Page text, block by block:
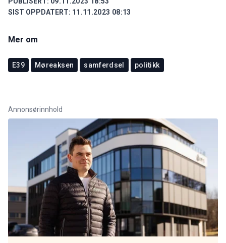
SIST OPPDATERT: 11.11.2023 08:13
Mer om
E39 Møreaksen samferdsel politikk
Annonsørinnhold